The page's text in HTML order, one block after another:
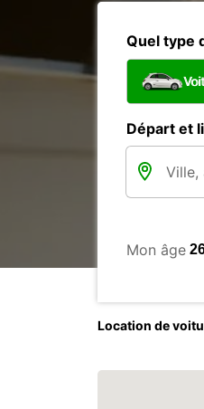
Quel type
Départ et
Mon âge
Location de